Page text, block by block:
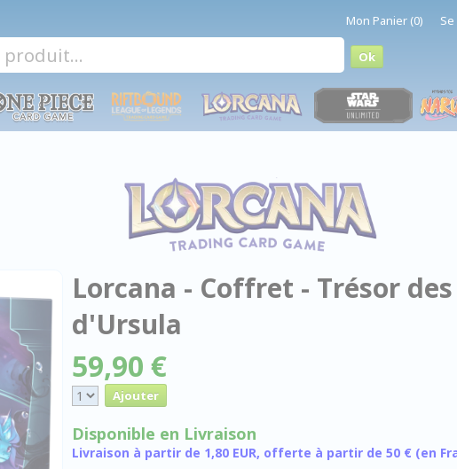
Mon Panier (0)
Lorcana - Coffret - Trésor
d'Ursula
59,90 €
Disponible en Livraison
Livraison à partir de 1,80 EUR, offerte à partir de 50 € (en